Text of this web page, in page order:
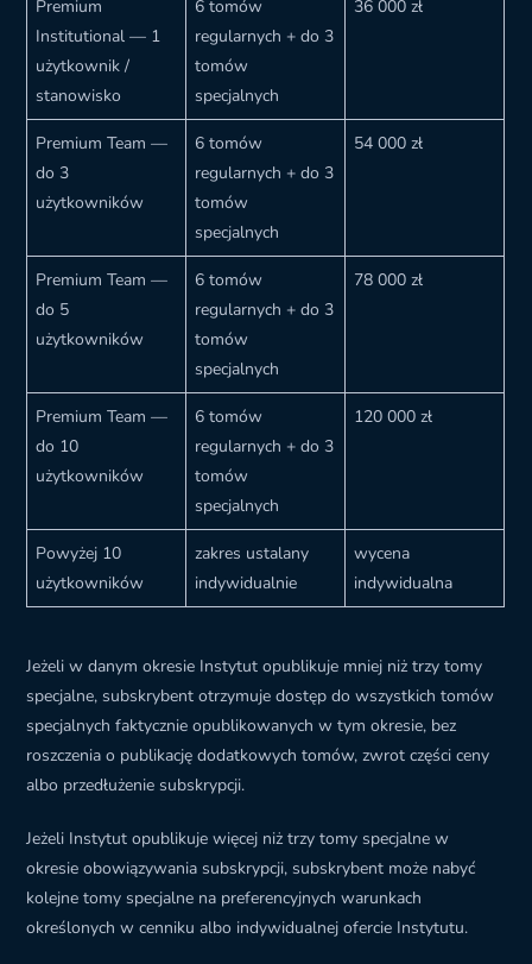
Premium
Institutional — 1
użytkownik /
stanowisko
6 tomów
regularnych + do 3
tomów
specjalnych
36 000 zł
Premium Team —
do 3
użytkowników
6 tomów
regularnych + do 3
tomów
specjalnych
54 000 zł
Premium Team —
do 5
użytkowników
6 tomów
regularnych + do 3
tomów
specjalnych
78 000 zł
Premium Team —
do 10
użytkowników
6 tomów
regularnych + do 3
tomów
specjalnych
120 000 zł
Powyżej 10
użytkowników
zakres ustalany
indywidualnie
wycena
indywidualna
Jeżeli w danym okresie Instytut opublikuje mniej niż trzy tomy
specjalne, subskrybent otrzymuje dostęp do wszystkich tomów
specjalnych faktycznie opublikowanych w tym okresie, bez
roszczenia o publikację dodatkowych tomów, zwrot części ceny
albo przedłużenie subskrypcji.
Jeżeli Instytut opublikuje więcej niż trzy tomy specjalne w
okresie obowiązywania subskrypcji, subskrybent może nabyć
kolejne tomy specjalne na preferencyjnych warunkach
określonych w cenniku albo indywidualnej ofercie Instytutu.